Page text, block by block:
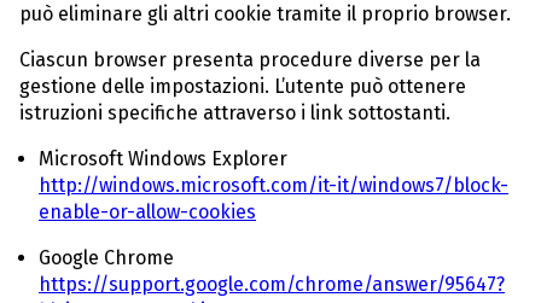
può eliminare gli altri cookie tramite il proprio browser.
Ciascun browser presenta procedure diverse per la
gestione delle impostazioni. L’utente può ottenere
istruzioni specifiche attraverso i link sottostanti.
Microsoft Windows Explorer
http://windows.microsoft.com/it-it/windows7/block-
enable-or-allow-cookies
Google Chrome
https://support.google.com/chrome/answer/95647?